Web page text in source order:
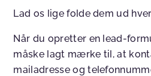
Lad os lige folde dem ud
Når du opretter en lead-
måske lagt mærke til, at
mailadresse og